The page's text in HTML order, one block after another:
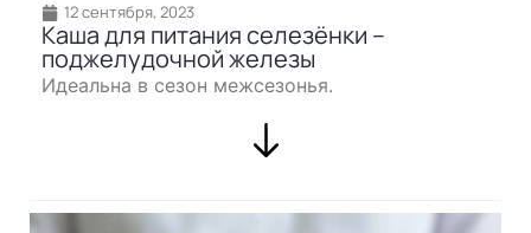
12 сентября, 2023
Каша для питания селезёнки –
поджелудочной железы
Идеальна в сезон межсезонья.